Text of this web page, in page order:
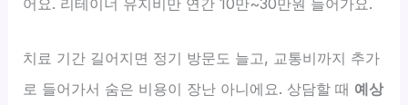
어요. 리테이너 유지비만 연간 10만~30만원 들어가요.
치료 기간 길어지면 정기 방문도 늘고, 교통비까지 추가
로 들어가서 숨은 비용이 장난 아니에요. 상담할 때 예상